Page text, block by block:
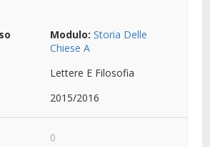
Modulo: Storia Delle
Chiese A
Lettere E Filosofia
2015/2016
0